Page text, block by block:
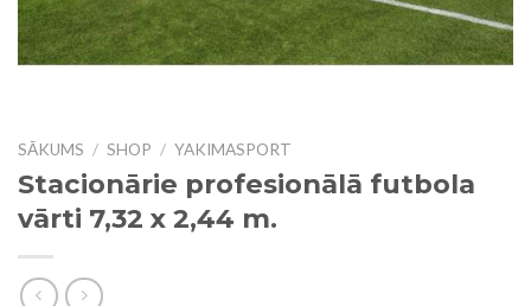
SĀKUMS / SHOP / YAKIMASPORT
Stacionārie profesionālā futbola
vārti 7,32 x 2,44 m.